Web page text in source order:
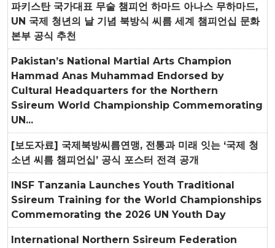
파키스탄 국가대표 무술 챔피언 하마드 아나스 무하마드,
UN 국제 청년의 날 기념 북방식 씨름 세계 챔피언십 문화
본부 공식 추천
Pakistan’s National Martial Arts Champion
Hammad Anas Muhammad Endorsed by
Cultural Headquarters for the Northern
Ssireum World Championship Commemorating
UN...
[보도자료] 국제북방씨름연맹, 전통과 미래 잇는 ‘국제 청
소년 씨름 챔피언십’ 공식 포스터 전격 공개
INSF Tanzania Launches Youth Traditional
Ssireum Training for the World Championships
Commemorating the 2026 UN Youth Day
International Northern Ssireum Federation